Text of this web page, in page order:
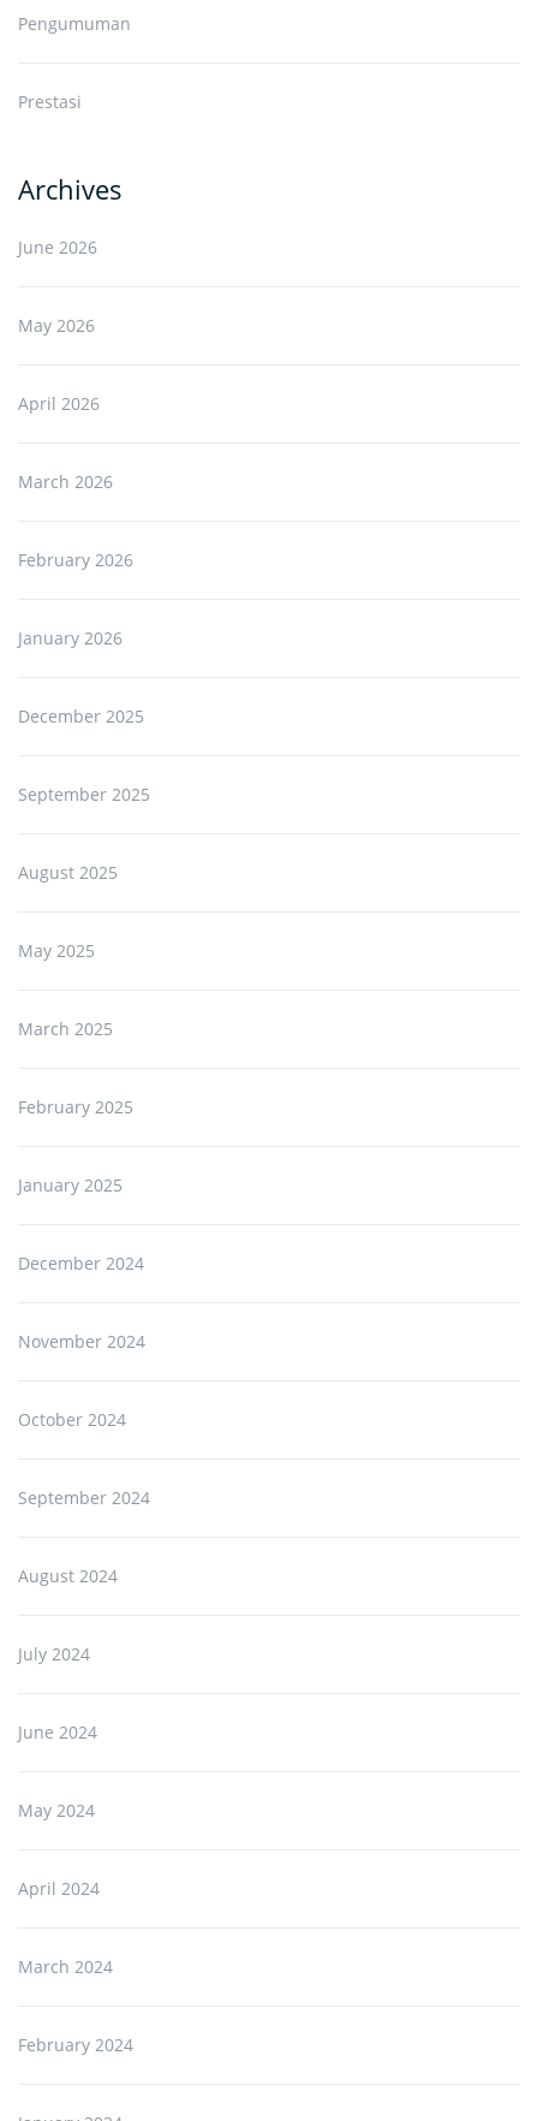
Pengumuman
Prestasi
Archives
June 2026
May 2026
April 2026
March 2026
February 2026
January 2026
December 2025
September 2025
August 2025
May 2025
March 2025
February 2025
January 2025
December 2024
November 2024
October 2024
September 2024
August 2024
July 2024
June 2024
May 2024
April 2024
March 2024
February 2024